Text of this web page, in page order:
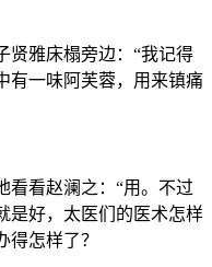
雅床榻旁边：“我记得
有一味阿芙蓉，用来镇痛
看赵澜之：“用。不过
是好，太医们的医术怎样
怎样了？